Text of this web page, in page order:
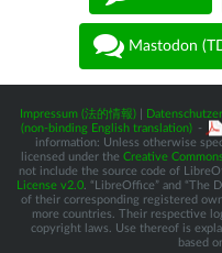
Mastodon
Impressum (法的情報)
(non-binding English translation) -
information: Unless otherwise
licensed under the Creative
not include the source code of
License v2.0 . “LibreOffice” and “The
of their corresponding registered
more countries. Their respective
copyright laws. Use thereof is
based